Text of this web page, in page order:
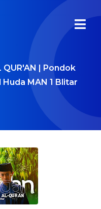
QUR'AN | Pondok
MAN 1 Blitar